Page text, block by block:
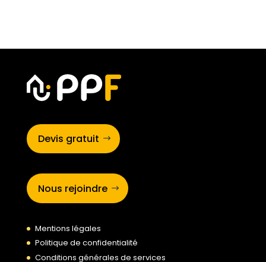
Devis gratuit
Nous rejoindre
Mentions légales
Politique de confidentialité
Conditions générales de services